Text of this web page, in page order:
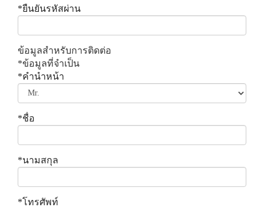
*ยืนยันรหัสผ่าน
ข้อมูลสำหรับการติดต่อ
*ข้อมูลที่จำเป็น
*คำนำหน้า
*ชื่อ
*นามสกุล
*โทรศัพท์